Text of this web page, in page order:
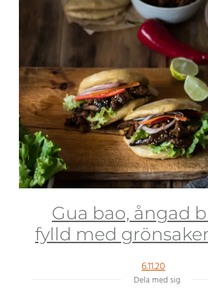
Gua bao, ångad
fylld med
6.11.20
Dela med sig